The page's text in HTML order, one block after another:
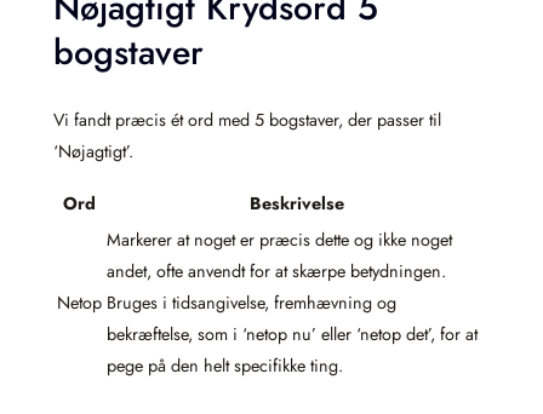
bogstaver
Vi fandt præcis ét ord med 5 bogstaver, der passer til
‘Nøjagtigt’.
Ord Beskrivelse
Netop
Markerer at noget er præcis dette og ikke noget
andet, ofte anvendt for at skærpe betydningen.
Bruges i tidsangivelse, fremhævning og
bekræftelse, som i ‘netop nu’ eller ‘netop det’, for at
pege på den helt specifikke ting.